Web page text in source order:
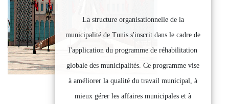
La structure organisationnelle de la
municipalité de Tunis s'inscrit dans le cadre de
l'application du programme de réhabilitation
globale des municipalités. Ce programme vise
à améliorer la qualité du travail municipal, à
mieux gérer les affaires municipales et à